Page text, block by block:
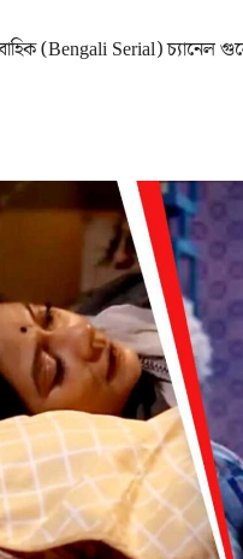
(Bengali Serial) চ্যানেল